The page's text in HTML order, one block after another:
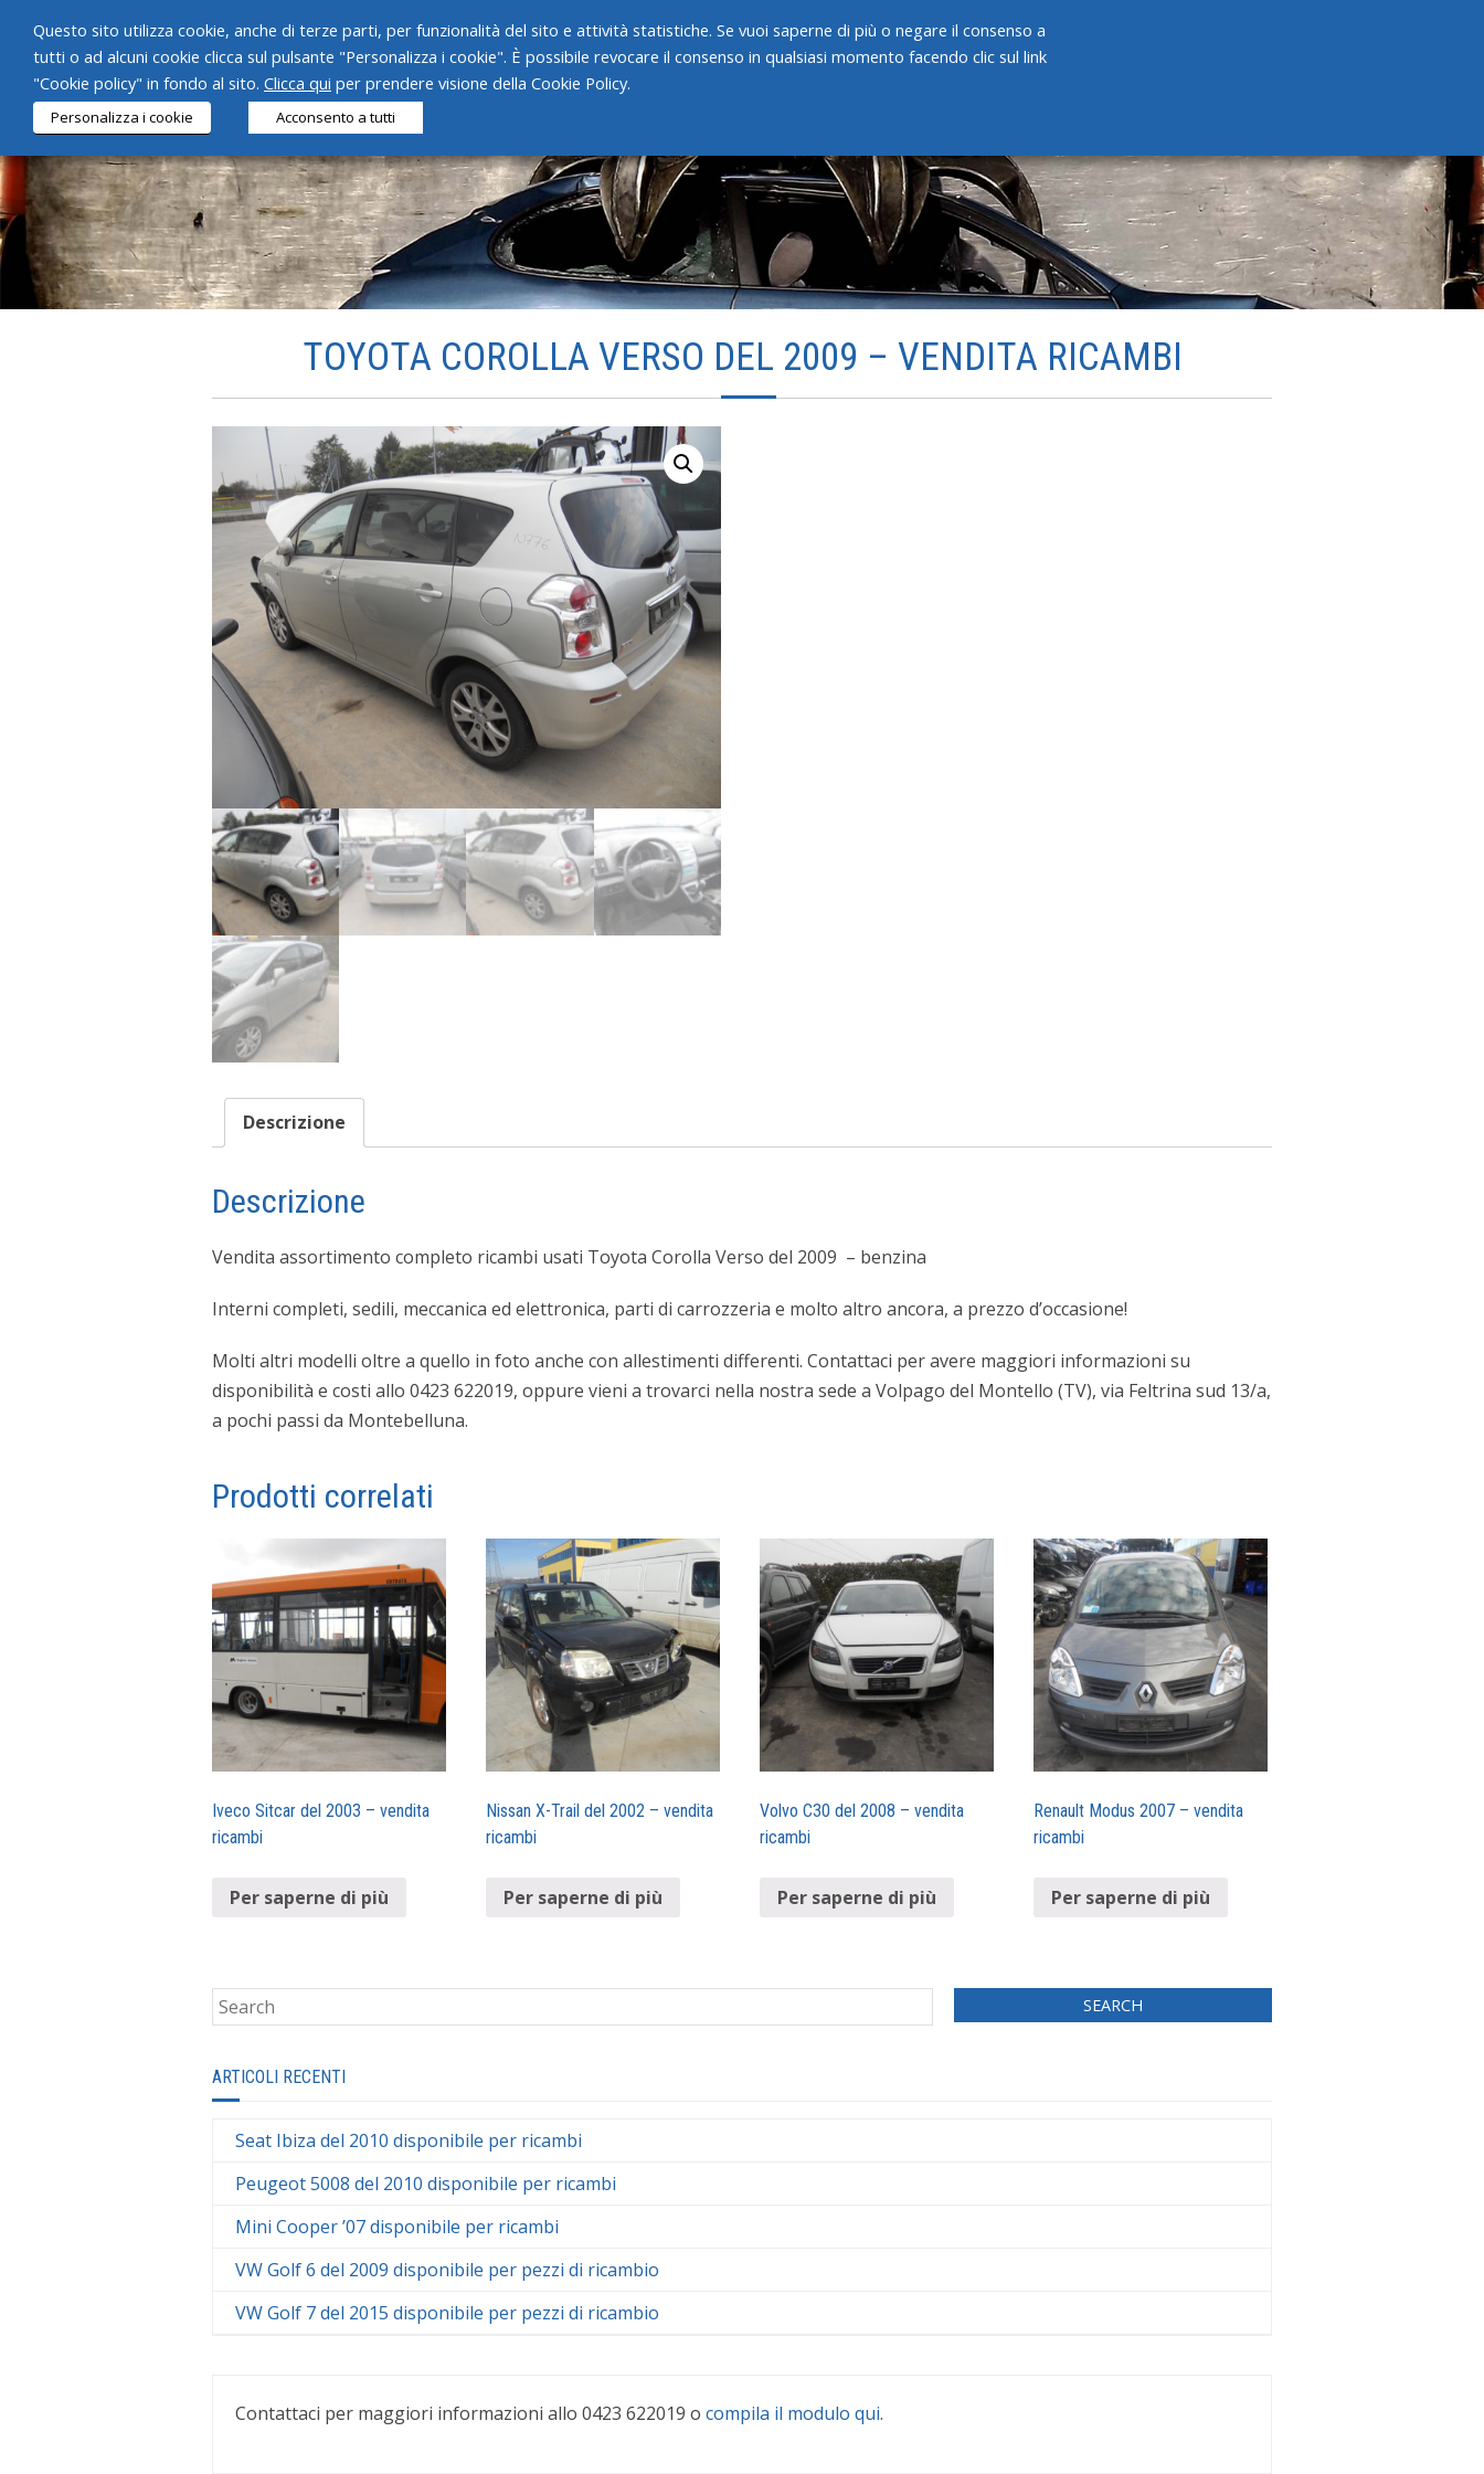
HOME CHI SIAMO SERVIZI PRODOTTI
TOYOTA COROLLA VERSO DEL 2009 – VENDITA RICAMBI
Descrizione
Descrizione
Vendita assortimento completo ricambi usati Toyota Corolla Verso del 2009 – benzina
Interni completi, sedili, meccanica ed elettronica, parti di carrozzeria e molto altro ancora, a prezzo d’occasione!
Molti altri modelli oltre a quello in foto anche con allestimenti differenti. Contattaci per avere maggiori informazioni su
disponibilità e costi allo 0423 622019, oppure vieni a trovarci nella nostra sede a Volpago del Montello (TV), via Feltrina sud 13/a,
a pochi passi da Montebelluna.
Prodotti correlati
Iveco Sitcar del 2003 – vendita
ricambi
Per saperne di più
Nissan X-Trail del 2002 – vendita
ricambi
Per saperne di più
Volvo C30 del 2008 – vendita
ricambi
Per saperne di più
Renault Modus 2007 – vendita
ricambi
Per saperne di più
ARTICOLI RECENTI
Seat Ibiza del 2010 disponibile per ricambi
Peugeot 5008 del 2010 disponibile per ricambi
Mini Cooper ’07 disponibile per ricambi
VW Golf 6 del 2009 disponibile per pezzi di ricambio
VW Golf 7 del 2015 disponibile per pezzi di ricambio
Contattaci per maggiori informazioni allo 0423 622019 o compila il modulo qui.
Questo sito utilizza cookie, anche di terze parti, per funzionalità del sito e attività statistiche. Se vuoi saperne di più o negare il consenso a
tutti o ad alcuni cookie clicca sul pulsante "Personalizza i cookie". È possibile revocare il consenso in qualsiasi momento facendo clic sul link
"Cookie policy" in fondo al sito. Clicca qui per prendere visione della Cookie Policy.
Personalizza i cookie Acconsento a tutti